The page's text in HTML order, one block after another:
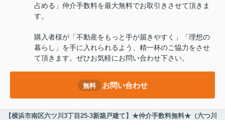
占める」仲介手数料を最大無料でお取引きさせて頂きま
す。
購入者様が「不動産をもっと手が届きやすく」「理想の
暮らし」を手に入れられるよう、精一杯のご協力をさせ
て頂きます。ぜひお気軽にお問い合わせ下さい。
無料 お問い合わせ
【横浜市南区六ツ川3丁目25-3新築戸建て】★仲介手数料無料★（六つ川